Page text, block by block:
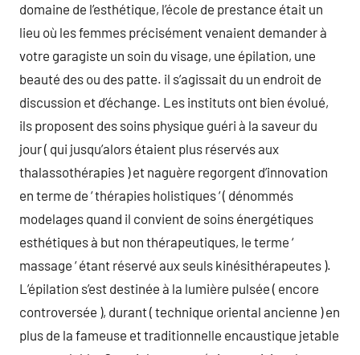
domaine de l’esthétique, l’école de prestance était un
lieu où les femmes précisément venaient demander à
votre garagiste un soin du visage, une épilation, une
beauté des ou des patte. il s’agissait du un endroit de
discussion et d’échange. Les instituts ont bien évolué,
ils proposent des soins physique guéri à la saveur du
jour ( qui jusqu’alors étaient plus réservés aux
thalassothérapies ) et naguère regorgent d’innovation
en terme de ‘ thérapies holistiques ‘ ( dénommés
modelages quand il convient de soins énergétiques
esthétiques à but non thérapeutiques, le terme ‘
massage ‘ étant réservé aux seuls kinésithérapeutes ).
L’épilation s’est destinée à la lumière pulsée ( encore
controversée ), durant ( technique oriental ancienne ) en
plus de la fameuse et traditionnelle encaustique jetable